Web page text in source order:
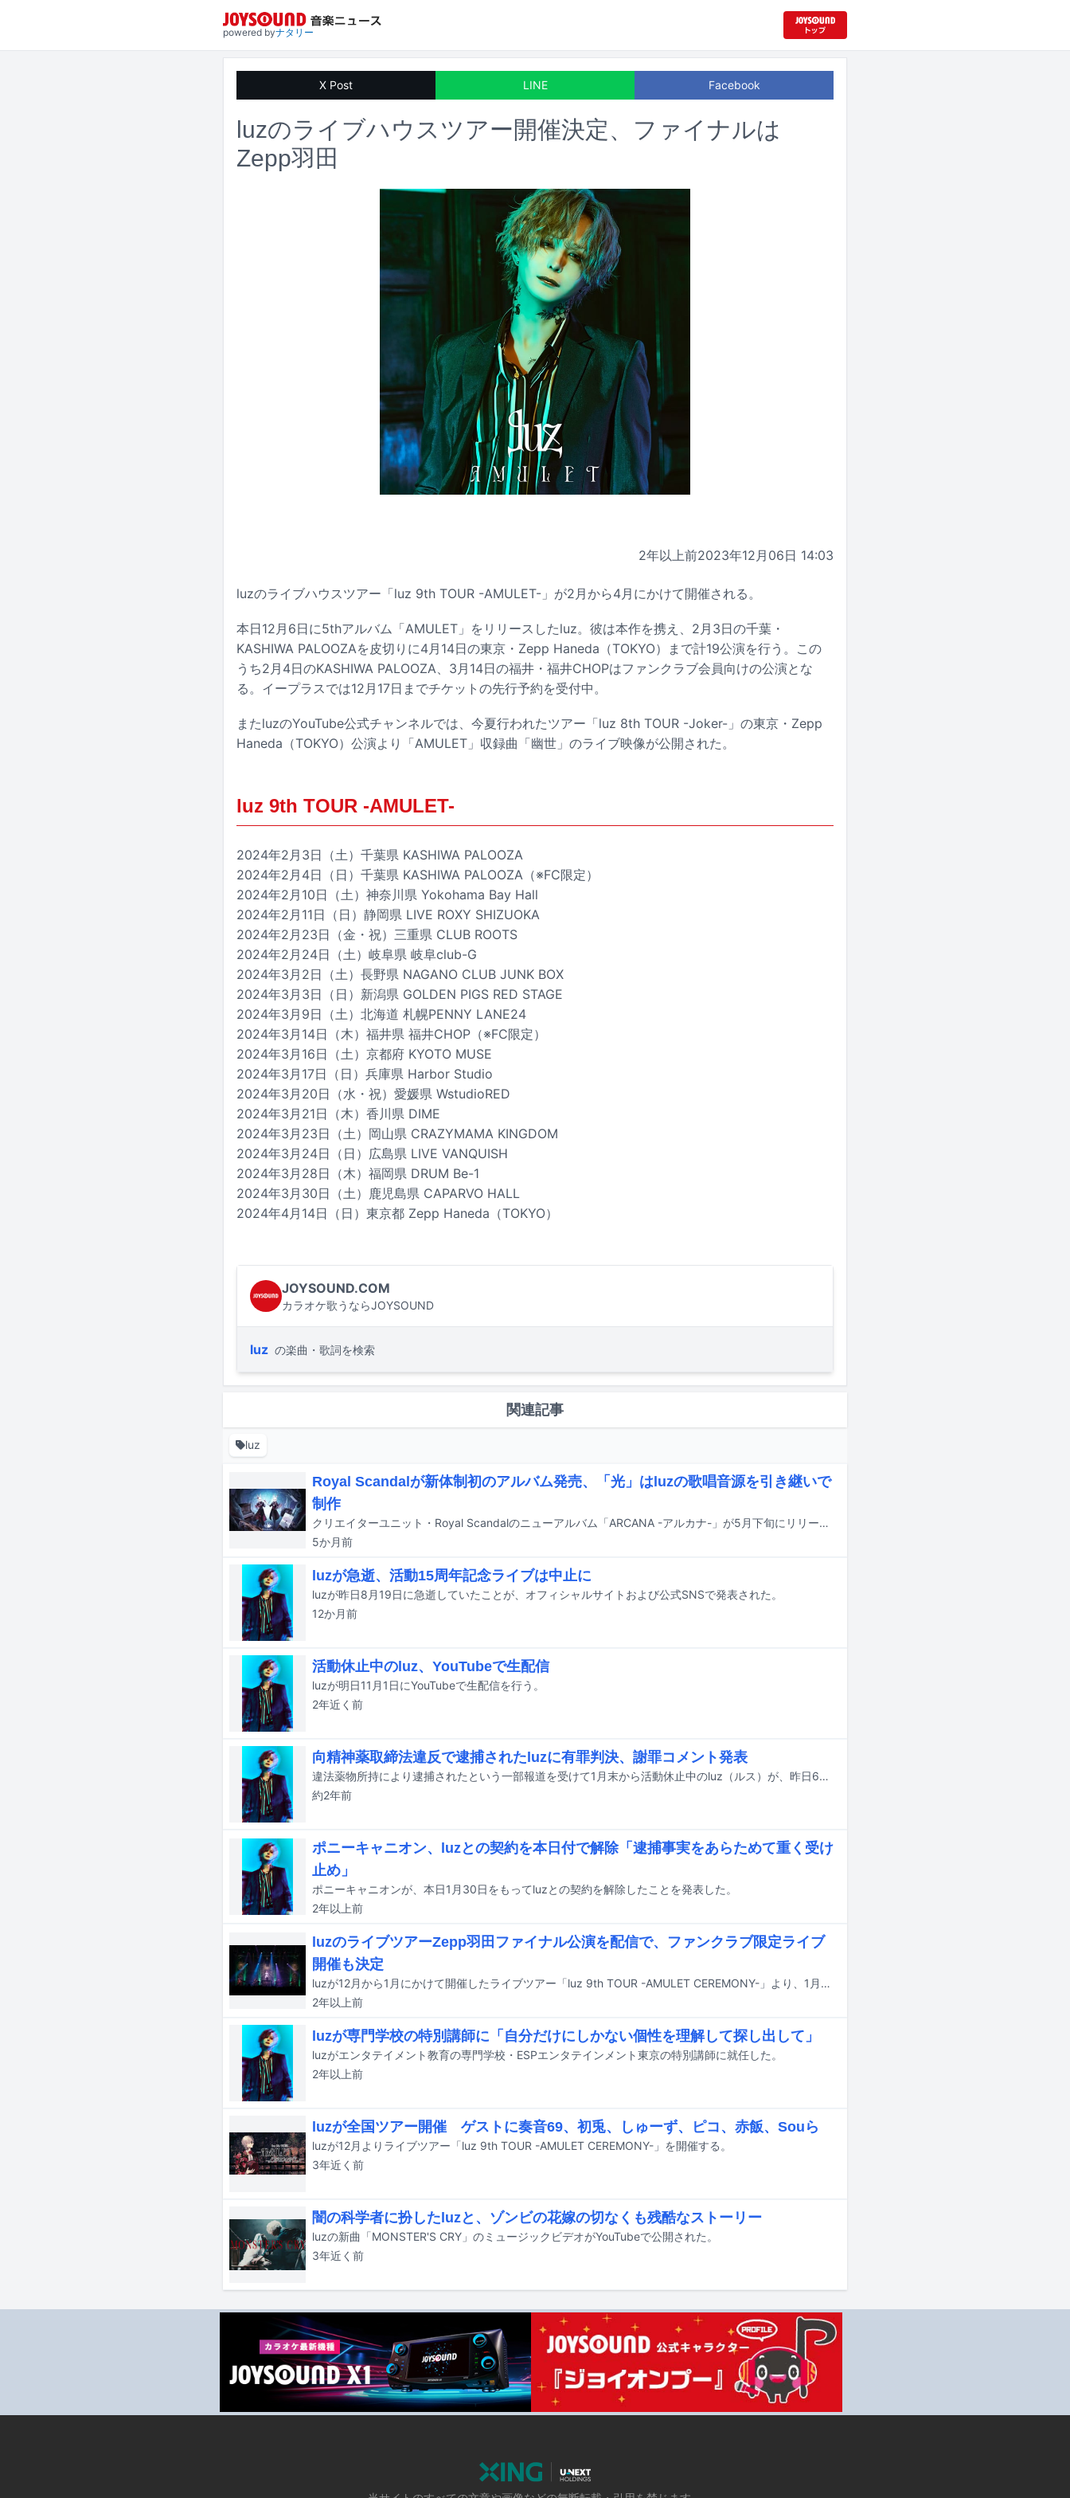
powered byナタリー
X Post LINE Facebook
luzのライブハウスツアー開催決定、ファイナルは
Zepp羽田
2年以上前2023年12月06日 14:03
luzのライブハウスツアー「luz 9th TOUR -AMULET-」が2月から4月にかけて開催される。
本日12月6日に5thアルバム「AMULET」をリリースしたluz。彼は本作を携え、2月3日の千葉・
KASHIWA PALOOZAを皮切りに4月14日の東京・Zepp Haneda（TOKYO）まで計19公演を行う。この
うち2月4日のKASHIWA PALOOZA、3月14日の福井・福井CHOPはファンクラブ会員向けの公演とな
る。イープラスでは12月17日までチケットの先行予約を受付中。
またluzのYouTube公式チャンネルでは、今夏行われたツアー「luz 8th TOUR -Joker-」の東京・Zepp
Haneda（TOKYO）公演より「AMULET」収録曲「幽世」のライブ映像が公開された。
luz 9th TOUR -AMULET-
2024年2月3日（土）千葉県 KASHIWA PALOOZA
2024年2月4日（日）千葉県 KASHIWA PALOOZA（※FC限定）
2024年2月10日（土）神奈川県 Yokohama Bay Hall
2024年2月11日（日）静岡県 LIVE ROXY SHIZUOKA
2024年2月23日（金・祝）三重県 CLUB ROOTS
2024年2月24日（土）岐阜県 岐阜club-G
2024年3月2日（土）長野県 NAGANO CLUB JUNK BOX
2024年3月3日（日）新潟県 GOLDEN PIGS RED STAGE
2024年3月9日（土）北海道 札幌PENNY LANE24
2024年3月14日（木）福井県 福井CHOP（※FC限定）
2024年3月16日（土）京都府 KYOTO MUSE
2024年3月17日（日）兵庫県 Harbor Studio
2024年3月20日（水・祝）愛媛県 WstudioRED
2024年3月21日（木）香川県 DIME
2024年3月23日（土）岡山県 CRAZYMAMA KINGDOM
2024年3月24日（日）広島県 LIVE VANQUISH
2024年3月28日（木）福岡県 DRUM Be-1
2024年3月30日（土）鹿児島県 CAPARVO HALL
2024年4月14日（日）東京都 Zepp Haneda（TOKYO）
JOYSOUND.COM
カラオケ歌うならJOYSOUND
luz の楽曲・歌詞を検索
関連記事
luz
Royal Scandalが新体制初のアルバム発売、「光」はluzの歌唱音源を引き継いで
制作
クリエイターユニット・Royal Scandalのニューアルバム「ARCANA -アルカナ-」が5月下旬にリリースされる。
5か月前
luzが急逝、活動15周年記念ライブは中止に
luzが昨日8月19日に急逝していたことが、オフィシャルサイトおよび公式SNSで発表された。
12か月前
活動休止中のluz、YouTubeで生配信
luzが明日11月1日にYouTubeで生配信を行う。
2年近く 前
向精神薬取締法違反で逮捕されたluzに有罪判決、謝罪コメント発表
違法薬物所持により逮捕されたという一部報道を受けて1月末から活動休止中のluz（ルス）が、昨日6月10日に謝罪コメントを発表した。
約2年前
ポニーキャニオン、luzとの契約を本日付で解除「逮捕事実をあらためて重く受け
止め」
ポニーキャニオンが、本日1月30日をもってluzとの契約を解除したことを発表した。
2年以上前
luzのライブツアーZepp羽田ファイナル公演を配信で、ファンクラブ限定ライブ
開催も決定
luzが12月から1月にかけて開催したライブツアー「luz 9th TOUR -AMULET CEREMONY-」より、1月7日に東京・Zepp Haneda（TOKYO）にて行われたファイナル公演の模様が、4月20日に配信される。
2年以上前
luzが専門学校の特別講師に「自分だけにしかない個性を理解して探し出して」
luzがエンタテイメント教育の専門学校・ESPエンタテインメント東京の特別講師に就任した。
2年以上前
luzが全国ツアー開催 ゲストに奏音69、初兎、しゅーず、ピコ、赤飯、Souら
luzが12月よりライブツアー「luz 9th TOUR -AMULET CEREMONY-」を開催する。
3年近く 前
闇の科学者に扮したluzと、ゾンビの花嫁の切なくも残酷なストーリー
luzの新曲「MONSTER'S CRY」のミュージックビデオがYouTubeで公開された。
3年近く 前